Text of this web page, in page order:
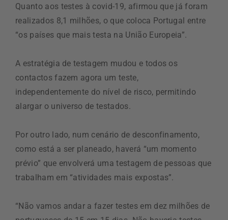
Quanto aos testes à covid-19, afirmou que já foram
realizados 8,1 milhões, o que coloca Portugal entre
“os países que mais testa na União Europeia”.
A estratégia de testagem mudou e todos os
contactos fazem agora um teste,
independentemente do nível de risco, permitindo
alargar o universo de testados.
Por outro lado, num cenário de desconfinamento,
como está a ser planeado, haverá “um momento
prévio” que envolverá uma testagem de pessoas que
trabalham em “atividades mais expostas”.
“Não vamos andar a fazer testes em dez milhões de